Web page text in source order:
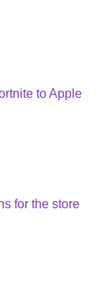
to Apple
for the store